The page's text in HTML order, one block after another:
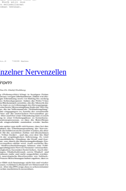
Nervenzellen